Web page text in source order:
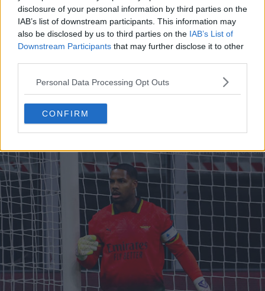
disclosure of your personal information by third parties on the
IAB’s list of downstream participants. This information may
also be disclosed by us to third parties on the IAB’s List of
Downstream Participants that may further disclose it to other
Personal Data Processing Opt Outs
CONFIRM